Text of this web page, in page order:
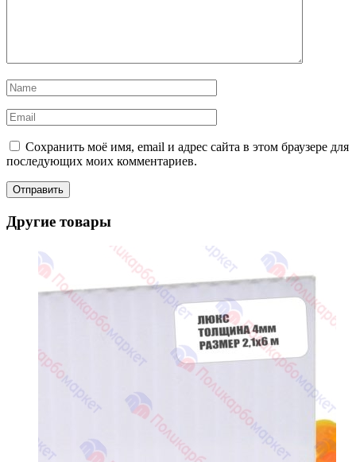
Сохранить моё имя, email и адрес сайта в этом браузере для
последующих моих комментариев.
Другие товары